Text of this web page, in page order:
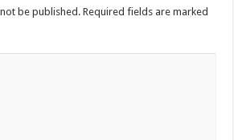
be published. Required fields are marked